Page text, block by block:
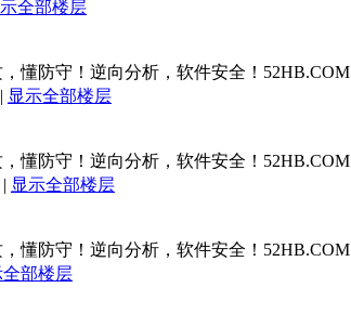
全部楼层
懂防守！逆向分析，软件安全！52HB.COM
| 显示全部楼层
懂防守！逆向分析，软件安全！52HB.COM
| 显示全部楼层
懂防守！逆向分析，软件安全！52HB.COM
全部楼层